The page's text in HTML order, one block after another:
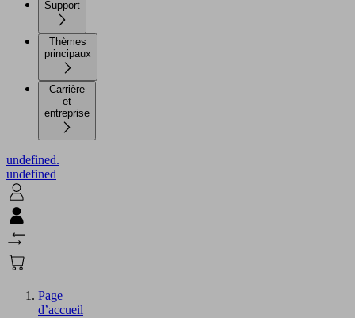
Support
Thèmes
principaux
Carrière
et
entreprise
undefined.
undefined
Page
d’accueil